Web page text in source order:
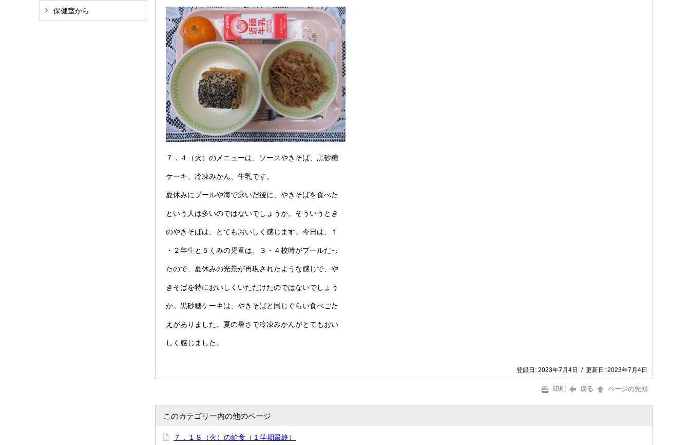
保健室から
７．４（火）のメニューは、ソースやきそば、黒砂糖
ケーキ、冷凍みかん、牛乳です。
夏休みにプールや海で泳いだ後に、やきそばを食べた
という人は多いのではないでしょうか。そういうとき
のやきそばは、とてもおいしく感じます。今日は、１
・２年生と５くみの児童は、３・４校時がプールだっ
たので、夏休みの光景が再現されたような感じで、や
きそばを特においしくいただけたのではないでしょう
か。黒砂糖ケーキは、やきそばと同じぐらい食べごた
えがありました。夏の暑さで冷凍みかんがとてもおい
しく感じました。
登録日: 2023年7月4日 / 更新日: 2023年7月4日
印刷 戻る ページの先頭
このカテゴリー内の他のページ
７．１８（火）の給食（１学期最終）